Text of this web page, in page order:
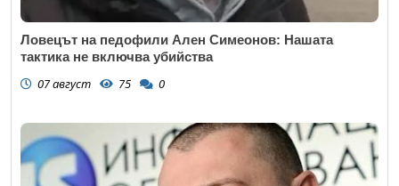
Ловецът на педофили Ален Симеонов: Нашата
тактика не включва убийства
07 август 75 0